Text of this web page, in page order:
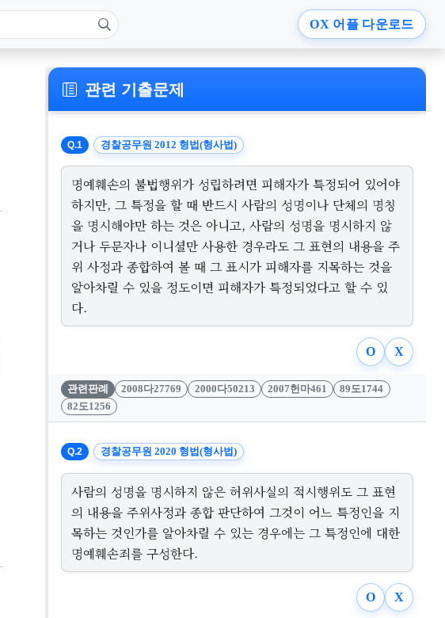
OX 어플 다운로드
관련 기출문제
Q.1 경찰공무원 2012 형법(형사법)
명예훼손의 불법행위가 성립하려면 피해자가 특정되어 있어야
하지만, 그 특정을 할 때 반드시 사람의 성명이나 단체의 명칭
을 명시해야만 하는 것은 아니고, 사람의 성명을 명시하지 않
거나 두문자나 이니셜만 사용한 경우라도 그 표현의 내용을 주
위 사정과 종합하여 볼 때 그 표시가 피해자를 지목하는 것을
알아차릴 수 있을 정도이면 피해자가 특정되었다고 할 수 있
다.
O X
관련판례 2008다27769 2000다50213 2007헌마461
89도1744
82도1256
Q.2 경찰공무원 2020 형법(형사법)
사람의 성명을 명시하지 않은 허위사실의 적시행위도 그 표현
의 내용을 주위사정과 종합 판단하여 그것이 어느 특정인을 지
목하는 것인가를 알아차릴 수 있는 경우에는 그 특정인에 대한
명예훼손죄를 구성한다.
O X